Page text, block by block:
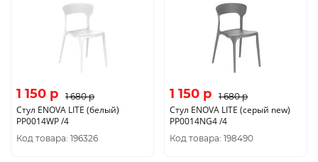
1 150 p 1 680 p
Стул ENOVA LITE (белый)
PP0014WP /4
Код товара: 196326
1 150 p 1 680 p
Стул ENOVA LITE (серый new)
PP0014NG4 /4
Код товара: 198490